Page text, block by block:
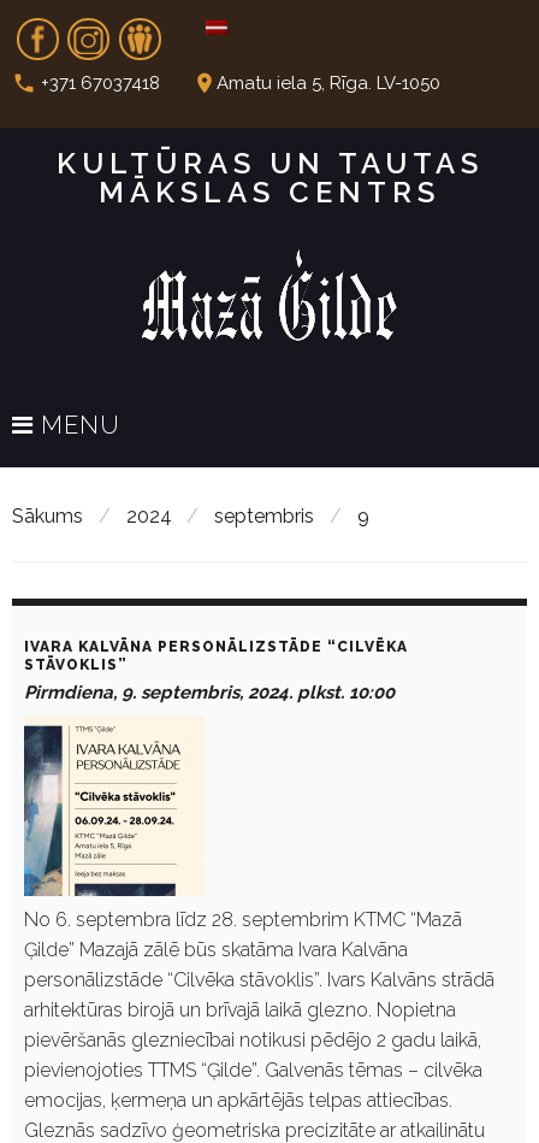
t
Fb In Dr
call +371 67037418 place Amatu iela 5, Rīga. LV-1050
KULTŪRAS UN TAUTAS
MĀKSLAS CENTRS
MENU
Sākums / 2024 / septembris / 9
e
p
e
m
b
2
4
IVARA KALVĀNA PERSONĀLIZSTĀDE “CILVĒKA
STĀVOKLIS”
Pirmdiena, 9. septembris, 2024. plkst. 10:00
No 6. septembra līdz 28. septembrim KTMC “Mazā
Ģilde” Mazajā zālē būs skatāma Ivara Kalvāna
personālizstāde “Cilvēka stāvoklis”. Ivars Kalvāns strādā
arhitektūras birojā un brīvajā laikā glezno. Nopietna
pievēršanās glezniecībai notikusi pēdējo 2 gadu laikā,
pievienojoties TTMS “Ģilde”. Galvenās tēmas – cilvēka
emocijas, ķermeņa un apkārtējās telpas attiecības.
Gleznās sadzīvo ģeometriska precizitāte ar atkailinātu